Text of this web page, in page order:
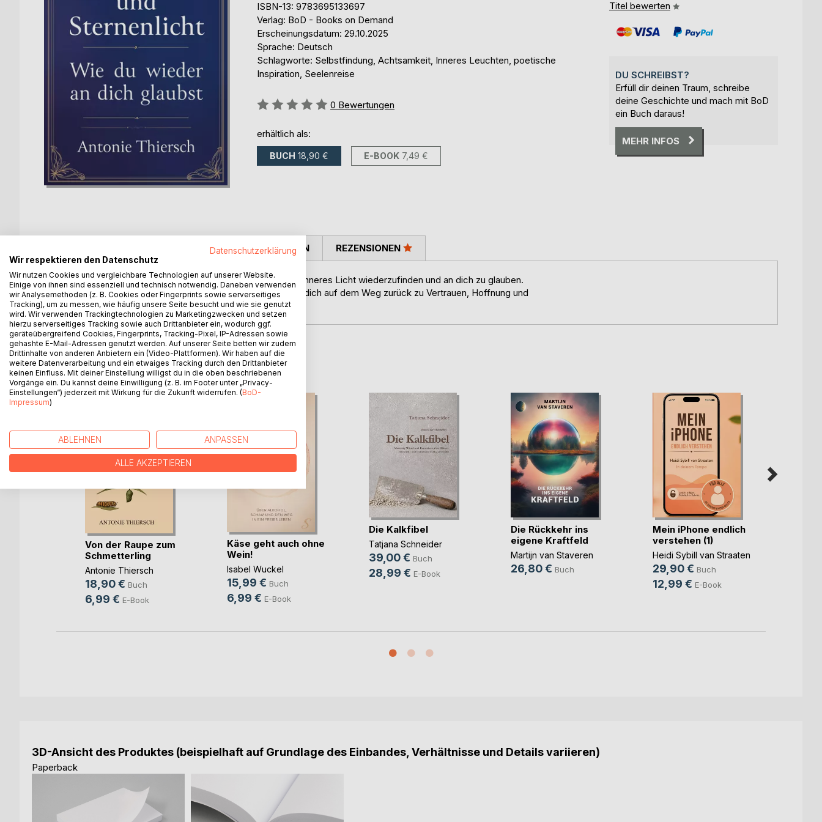
ISBN-13: 9783695133697
Verlag: BoD - Books on Demand
Erscheinungsdatum: 29.10.2025
Sprache: Deutsch
Schlagworte: Selbstfindung, Achtsamkeit, Inneres Leuchten, poetische
Inspiration, Seelenreise
Bewertung::
0 Bewertungen
erhältlich als:
BUCH 18,90 € E-BOOK 7,49 €
Titel bewerten
DU SCHREIBST?
Erfüll dir deinen Traum, schreibe
deine Geschichte und mach mit BoD
ein Buch daraus!
MEHR INFOS
Zwischen Herzschlag und Sternenlicht lädt dich ein, dein inneres Licht wiederzufinden und an dich zu glauben.
Mit poetischen Bildern und sanften Impulsen begleitet es dich auf dem Weg zurück zu Vertrauen, Hoffnung und
Stärke.
PRESSESTIMMEN REZENSIONEN
WEITERE TITEL BEIBoD
Von der Raupe zum
Schmetterling
Antonie Thiersch
18,90 € Buch
6,99 € E-Book
Käse geht auch ohne
Wein!
Isabel Wuckel
15,99 € Buch
6,99 € E-Book
Die Kalkfibel
Tatjana Schneider
39,00 € Buch
28,99 € E-Book
Die Rückkehr ins
eigene Kraftfeld
Martijn van Staveren
26,80 € Buch
Mein iPhone endlich
verstehen (1)
Heidi Sybill van Straaten
29,90 € Buch
12,99 € E-Book
3D-Ansicht des Produktes (beispielhaft auf Grundlage des Einbandes, Verhältnisse und Details variieren)
Paperback
Datenschutzerklärung
Wir respektieren den Datenschutz
Wir nutzen Cookies und vergleichbare Technologien auf unserer Website.
Einige von ihnen sind essenziell und technisch notwendig. Daneben verwenden
wir Analysemethoden (z. B. Cookies oder Fingerprints sowie serverseitiges
Tracking), um zu messen, wie häufig unsere Seite besucht und wie sie genutzt
wird. Wir verwenden Trackingtechnologien zu Marketingzwecken und setzen
hierzu serverseitiges Tracking sowie auch Drittanbieter ein, wodurch ggf.
geräteübergreifend Cookies, Fingerprints, Tracking-Pixel, IP-Adressen sowie
gehashte E-Mail-Adressen genutzt werden. Auf unserer Seite betten wir zudem
Drittinhalte von anderen Anbietern ein (Video-Plattformen). Wir haben auf die
weitere Datenverarbeitung und ein etwaiges Tracking durch den Drittanbieter
keinen Einfluss. Mit deiner Einstellung willigst du in die oben beschriebenen
Vorgänge ein. Du kannst deine Einwilligung (z. B. im Footer unter „Privacy-
Einstellungen“) jederzeit mit Wirkung für die Zukunft widerrufen. (BoD-
Impressum)
ABLEHNEN ANPASSEN
ALLE AKZEPTIEREN